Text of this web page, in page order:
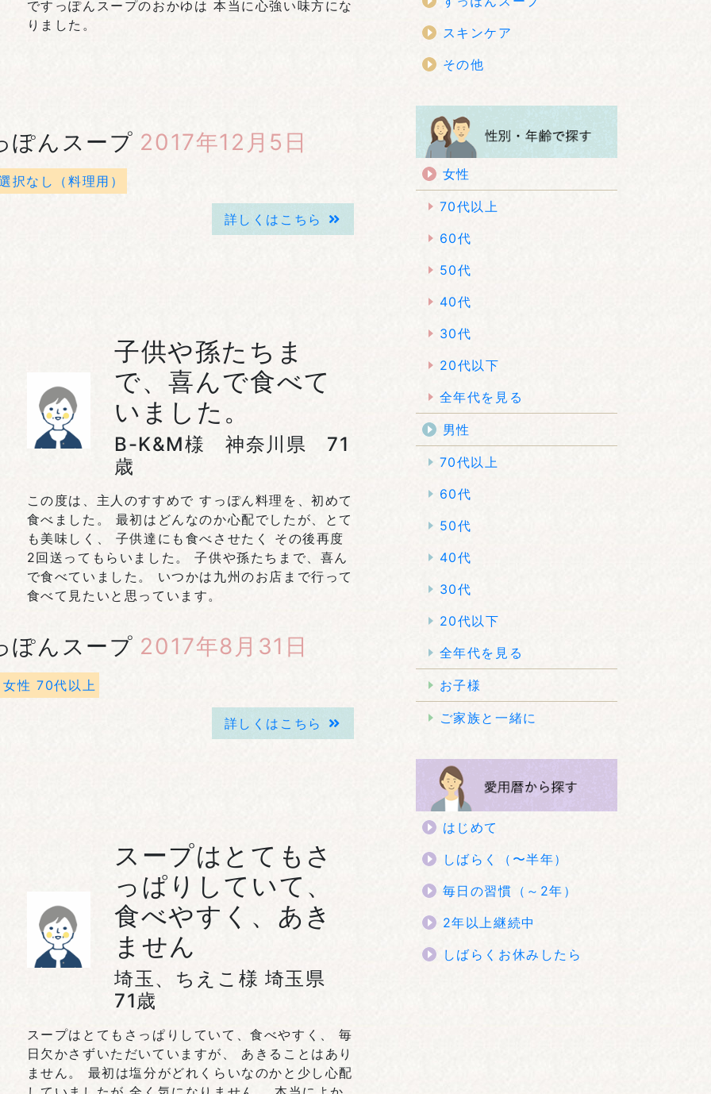
ですっぽんスープのおかゆは 本当に心強い味方にな
りました。
ぽんスープ 2017年12月5日
択なし（料理用）
詳しくはこちら
子供や孫たちま
で、喜んで食べて
いました。
B-K&M様 神奈川県 71
歳
この度は、主人のすすめで すっぽん料理を、初めて
食べました。 最初はどんなのか心配でしたが、とて
も美味しく、 子供達にも食べさせたく その後再度
2回送ってもらいました。 子供や孫たちまで、喜ん
で食べていました。 いつかは九州のお店まで行って
食べて見たいと思っています。
ぽんスープ 2017年8月31日
女性 70代以上
詳しくはこちら
スープはとてもさ
っぱりしていて、
食べやすく、あき
ません
埼玉、ちえこ様 埼玉県
71歳
スープはとてもさっぱりしていて、食べやすく、 毎
日欠かさずいただいていますが、 あきることはあり
ません。 最初は塩分がどれくらいなのかと少し心配
スキンケア
その他
女性
70代以上
60代
50代
40代
30代
20代以下
全年代を見る
男性
70代以上
60代
50代
40代
30代
20代以下
全年代を見る
お子様
ご家族と一緒に
はじめて
しばらく（〜半年）
毎日の習慣（～2年）
2年以上継続中
しばらくお休みしたら